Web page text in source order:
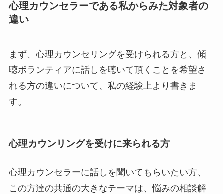
心理カウンセラーである私からみた対象者の
違い
まず、心理カウンセリングを受けられる方と、傾
聴ボランティアに話しを聴いて頂くことを希望さ
れる方の違いについて、私の経験上より書きま
す。
心理カウンリングを受けに来られる方
心理カウンセラーに話しを聞いてもらいたい方、
この方達の共通の大きなテーマは、悩みの相談解